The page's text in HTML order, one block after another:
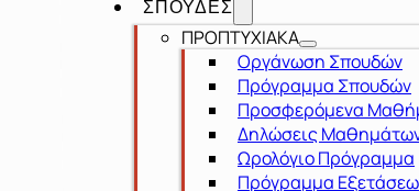
ΣΠΟΥΔΕΣ
ΠΡΟΠΤΥΧΙΑΚΑ
Οργάνωση Σπουδών
Πρόγραμμα Σπουδών
Προσφερόμενα
Δηλώσεις
Ωρολόγιο Πρόγραμμα
Πρόγραμμα